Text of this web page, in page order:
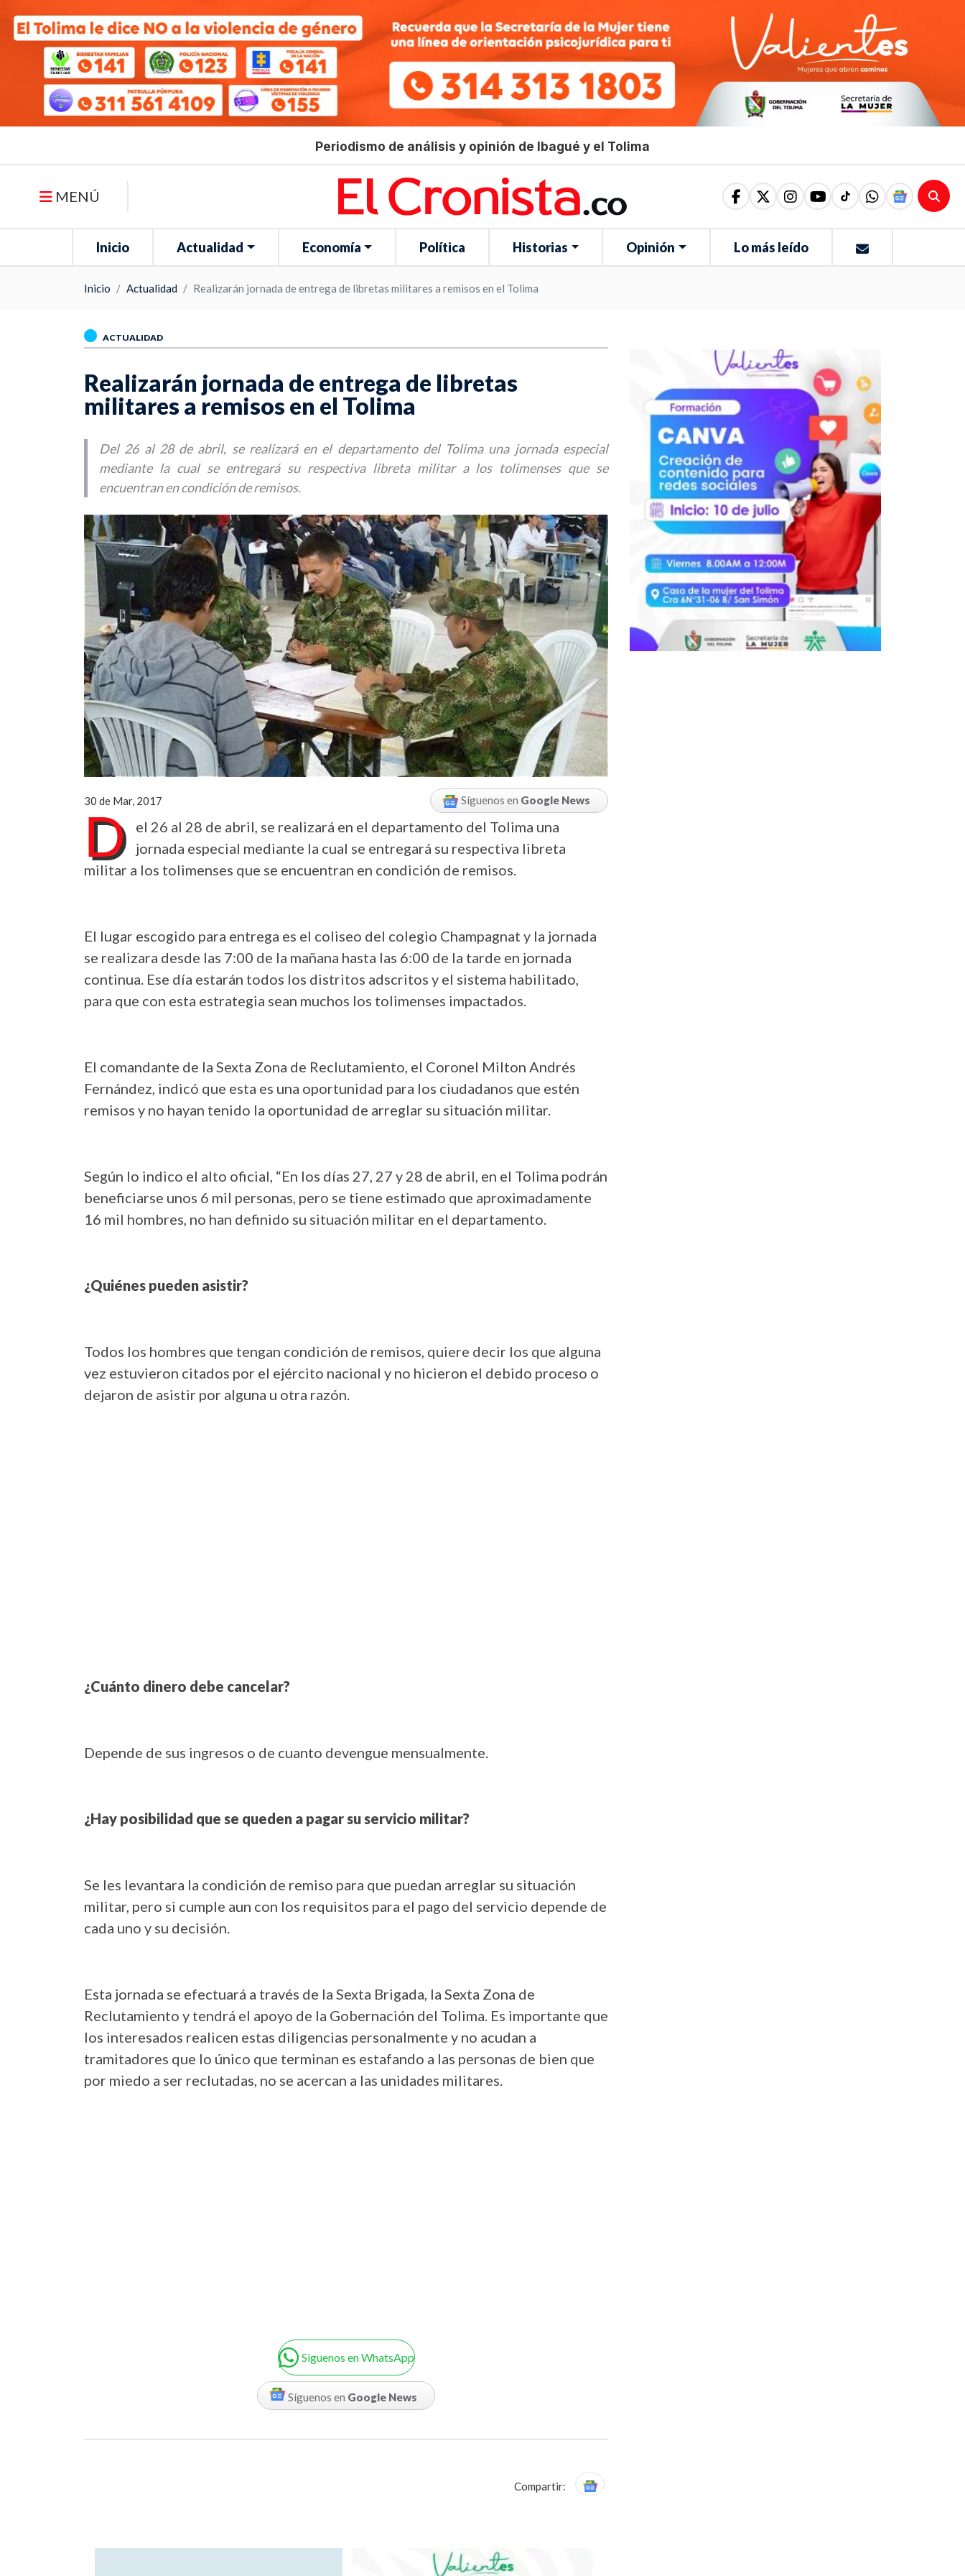
Periodismo de análisis y opinión de Ibagué y el Tolima
MENÚ
Inicio Actualidad Economía Política Historias Opinión Lo más leído
Inicio Actualidad Realizarán jornada de entrega de libretas militares a remisos en el Tolima
ACTUALIDAD
Realizarán jornada de entrega de libretas
militares a remisos en el Tolima
Del 26 al 28 de abril, se realizará en el departamento del Tolima una jornada especial
mediante la cual se entregará su respectiva libreta militar a los tolimenses que se
encuentran en condición de remisos.
30 de Mar, 2017 Síguenos en Google News
D
el 26 al 28 de abril, se realizará en el departamento del Tolima una
jornada especial mediante la cual se entregará su respectiva libreta
militar a los tolimenses que se encuentran en condición de remisos.
El lugar escogido para entrega es el coliseo del colegio Champagnat y la jornada
se realizara desde las 7:00 de la mañana hasta las 6:00 de la tarde en jornada
continua. Ese día estarán todos los distritos adscritos y el sistema habilitado,
para que con esta estrategia sean muchos los tolimenses impactados.
El comandante de la Sexta Zona de Reclutamiento, el Coronel Milton Andrés
Fernández, indicó que esta es una oportunidad para los ciudadanos que estén
remisos y no hayan tenido la oportunidad de arreglar su situación militar.
Según lo indico el alto oficial, “En los días 27, 27 y 28 de abril, en el Tolima podrán
beneficiarse unos 6 mil personas, pero se tiene estimado que aproximadamente
16 mil hombres, no han definido su situación militar en el departamento.
¿Quiénes pueden asistir?
Todos los hombres que tengan condición de remisos, quiere decir los que alguna
vez estuvieron citados por el ejército nacional y no hicieron el debido proceso o
dejaron de asistir por alguna u otra razón.
¿Cuánto dinero debe cancelar?
Depende de sus ingresos o de cuanto devengue mensualmente.
¿Hay posibilidad que se queden a pagar su servicio militar?
Se les levantara la condición de remiso para que puedan arreglar su situación
militar, pero si cumple aun con los requisitos para el pago del servicio depende de
cada uno y su decisión.
Esta jornada se efectuará a través de la Sexta Brigada, la Sexta Zona de
Reclutamiento y tendrá el apoyo de la Gobernación del Tolima. Es importante que
los interesados realicen estas diligencias personalmente y no acudan a
tramitadores que lo único que terminan es estafando a las personas de bien que
por miedo a ser reclutadas, no se acercan a las unidades militares.
Siguenos en WhatsApp
Síguenos en Google News
Compartir: